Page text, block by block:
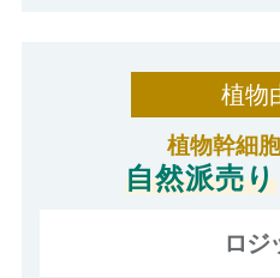
植物
植物幹細
自然派売り
ロジ